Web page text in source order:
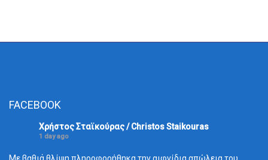
FACEBOOK
Χρήστος Σταϊκούρας / Christos Staikouras
1 day ago